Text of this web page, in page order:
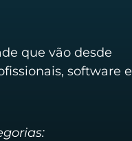
que vão desde
software e